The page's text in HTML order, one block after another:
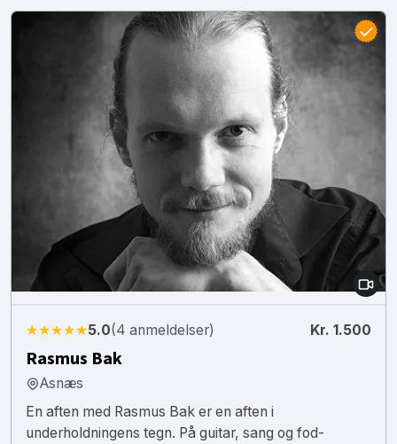
★★★★★5.0(4 anmeldelser) Kr. 1.500
Rasmus Bak
Asnæs
En aften med Rasmus Bak er en aften i
underholdningens tegn. På guitar, sang og fod-